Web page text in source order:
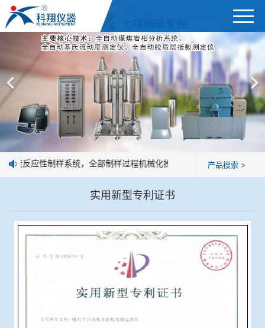
产品展示 ＞
焦炭高温性能检测系统
焦化行业检测及优化配煤设备
球团矿/烧结矿/块矿高温冶金性能检测系统
烧结/球团优化配矿研究设备
冶金渣、保护渣等高温物性检测设备
公司简介
新闻中心
企业业绩
视频观赏
标准下载
联系我们
焦炭反应性制样系统，全部制样过程机械化操作，没有人为误差，焦
产品搜索 >
实用新型专利证书